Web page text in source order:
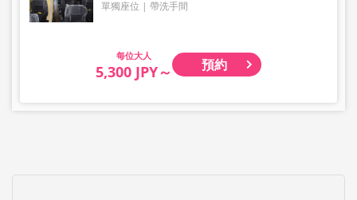
單獨座位 帶洗手間
大人
5,300 JPY～ 預約